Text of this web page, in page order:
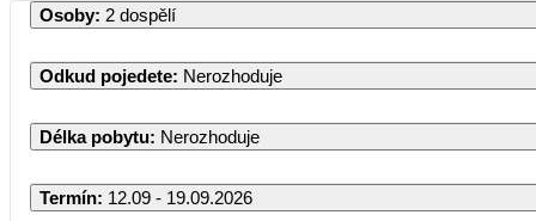
Osoby: 2 dospělí
Odkud pojedete: Nerozhoduje
Délka pobytu: Nerozhoduje
Termín: 12.09 - 19.09.2026